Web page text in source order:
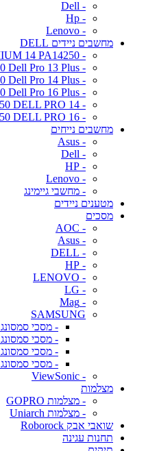
- Dell
- Hp
- Lenovo
מחשבים ניידים DELL
- DELL PRO PREMIUM 14 PA14250
- PB13250 Dell Pro 13 Plus
- PB14250 Dell Pro 14 Plus
- PB16250 Dell Pro 16 Plus
- PC14250 DELL PRO 14
- PC16250 DELL PRO 16
מחשבים נייחים
- Asus
- Dell
- HP
- Lenovo
- מחשבי גיימינג
מטענים ניידים
מסכים
- AOC
- Asus
- DELL
- HP
- LENOVO
- LG
- Mag
SAMSUNG
- מסכי סמסונג 24 אינץ
- מסכי סמסונג 27 אינץ
- מסכי סמסונג 32-49 אינץ
- מסכי סמסונג 4k
- ViewSonic
מצלמות
- מצלמות GOPRO
- מצלמות Uniarch
שואבי אבק Roborock
תחנות עגינה